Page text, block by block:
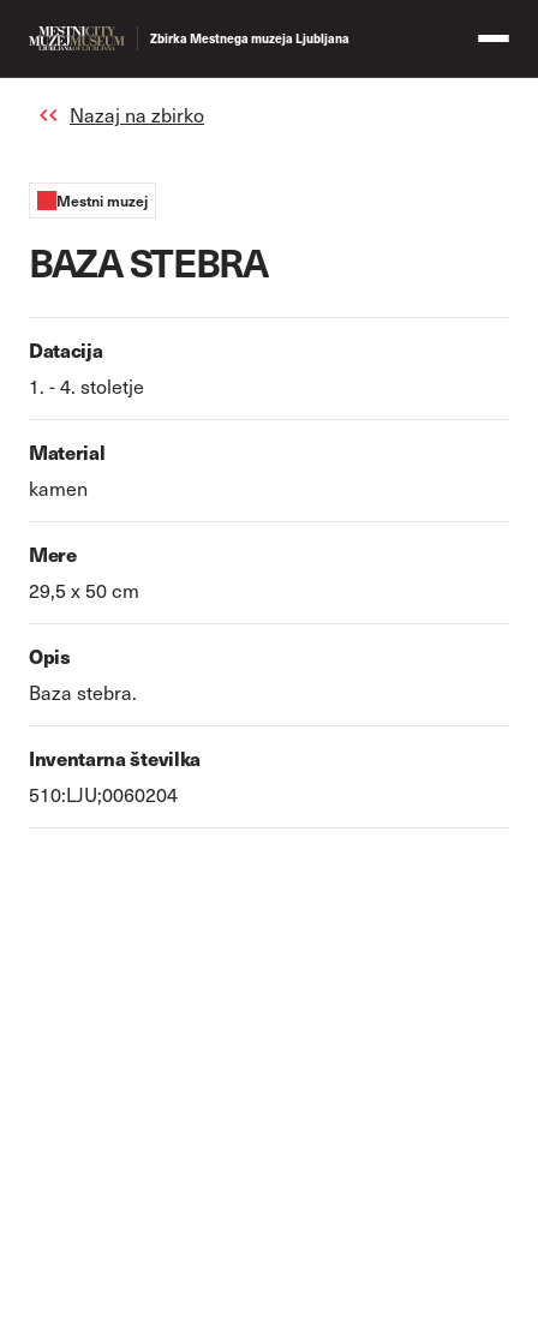
Zbirka Mestnega muzeja Ljubljana
Nazaj na zbirko
Mestni muzej
BAZA STEBRA
Datacija
1. - 4. stoletje
Material
kamen
Mere
29,5 x 50 cm
Opis
Baza stebra.
Inventarna številka
510:LJU;0060204